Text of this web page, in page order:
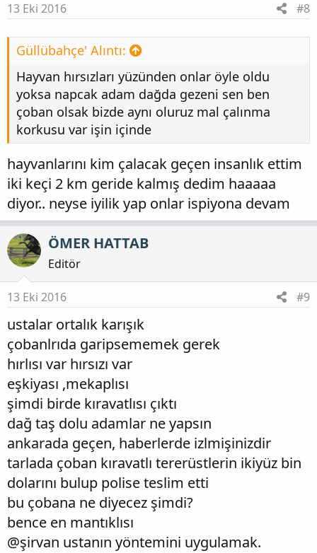
13 Eki 2016 #8
Güllübahçe' Alıntı:
Hayvan hırsızları yüzünden onlar öyle oldu
yoksa napcak adam dağda gezeni sen ben
çoban olsak bizde aynı oluruz mal çalınma
korkusu var işin içinde
hayvanlarını kim çalacak geçen insanlık ettim
iki keçi 2 km geride kalmış dedim haaaaa
diyor.. neyse iyilik yap onlar ispiyona devam
ÖMER HATTAB
Editör
13 Eki 2016 #9
ustalar ortalık karışık
çobanlrıda garipsememek gerek
hırlısı var hırsızı var
eşkiyası ,mekaplısı
şimdi birde kıravatlısı çıktı
dağ taş dolu adamlar ne yapsın
ankarada geçen, haberlerde izlmişinizdir
tarlada çoban kıravatlı tererüstlerin ikiyüz bin
dolarını bulup polise teslim etti
bu çobana ne diyecez şimdi?
bence en mantıklısı
@şirvan ustanın yöntemini uygulamak.